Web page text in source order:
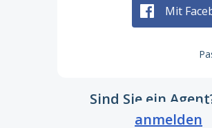
Mit
Sind Sie ein
anmelden